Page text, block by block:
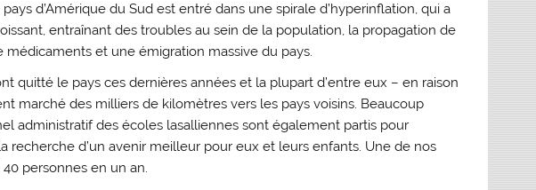
d’Amérique du Sud est entré dans une spirale d’hyperinflation, qui a
entraînant des troubles au sein de la population, la propagation de
et une émigration massive du pays.
quitté le pays ces dernières années et la plupart d’entre eux – en raison
marché des milliers de kilomètres vers les pays voisins. Beaucoup
administratif des écoles lasalliennes sont également partis pour
recherche d’un avenir meilleur pour eux et leurs enfants. Une de nos
personnes en un an.